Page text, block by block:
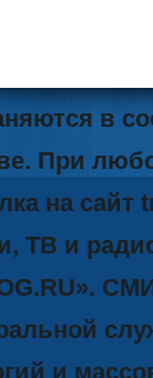
в
При
на
ТВ и
и